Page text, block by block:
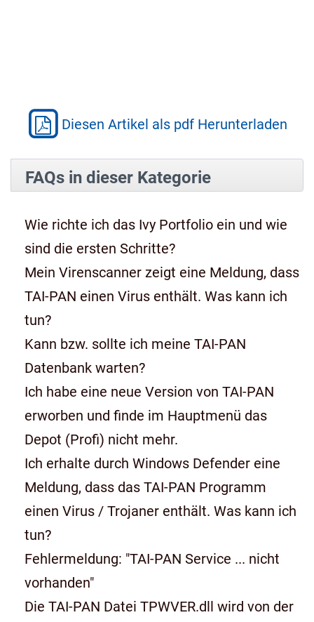
Diesen Artikel als pdf Herunterladen
FAQs in dieser Kategorie
Wie richte ich das Ivy Portfolio ein und wie
sind die ersten Schritte?
Mein Virenscanner zeigt eine Meldung, dass
TAI-PAN einen Virus enthält. Was kann ich
tun?
Kann bzw. sollte ich meine TAI-PAN
Datenbank warten?
Ich habe eine neue Version von TAI-PAN
erworben und finde im Hauptmenü das
Depot (Profi) nicht mehr.
Ich erhalte durch Windows Defender eine
Meldung, dass das TAI-PAN Programm
einen Virus / Trojaner enthält. Was kann ich
tun?
Fehlermeldung: "TAI-PAN Service ... nicht
vorhanden"
Die TAI-PAN Datei TPWVER.dll wird von der